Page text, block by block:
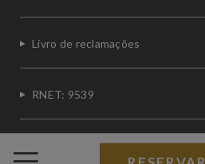
Livro de reclamações
RNET: 9539
Powered by Keytel